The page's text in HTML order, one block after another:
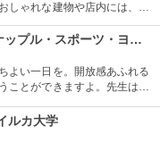
しゃれな建物や店内には、ま
各国からの陶器やお茶が並
す。ギャラリーは入場無料な
チョコレート・パイナップル・スポーツ・ヨガ・スタジオ
よい一日を。開放感あふれる
ことができますよ。先生は日
も行っているので、初心者は
ルカ大学